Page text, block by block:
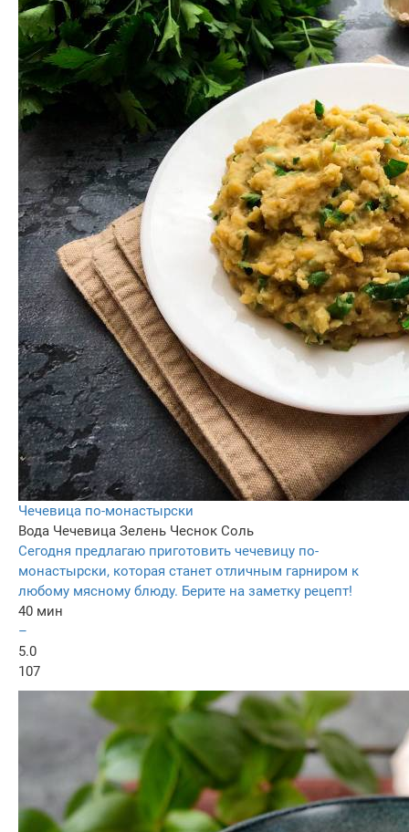
Чечевица по-монастырски
Вода Чечевица Зелень Чеснок Соль
Сегодня предлагаю приготовить чечевицу по-
монастырски, которая станет отличным гарниром к
любому мясному блюду. Берите на заметку рецепт!
40 мин
–
5.0
107